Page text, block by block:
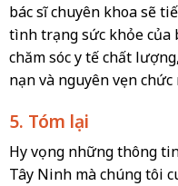
bác sĩ chuyên khoa sẽ
tình trạng sức khỏe của
chăm sóc y tế chất
nạn và nguyên vẹn chức
5. Tóm lại
Hy vọng những thông
Tây Ninh mà chúng tôi